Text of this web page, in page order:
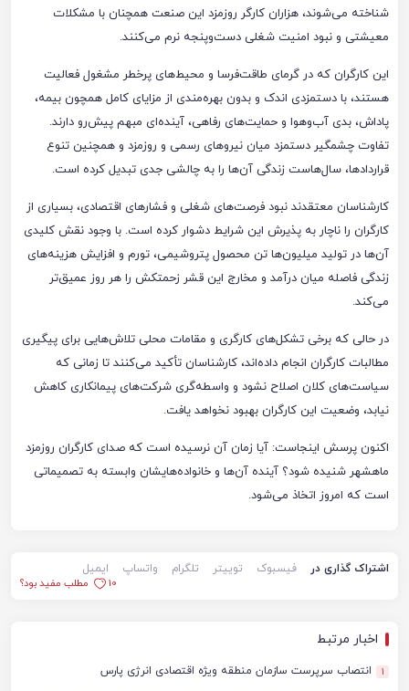
شناخته می‌شوند، هزاران کارگر روزمزد این صنعت همچنان با مشکلات
معیشتی و نبود امنیت شغلی دست‌وپنجه نرم می‌کنند.
این کارگران که در گرمای طاقت‌فرسا و محیط‌های پرخطر مشغول فعالیت
هستند، با دستمزدی اندک و بدون بهره‌مندی از مزایای کامل همچون بیمه،
پاداش، بدی آب‌وهوا و حمایت‌های رفاهی، آینده‌ای مبهم پیش‌رو دارند.
تفاوت چشمگیر دستمزد میان نیروهای رسمی و روزمزد و همچنین تنوع
قراردادها، سال‌هاست زندگی آن‌ها را به چالشی جدی تبدیل کرده است.
کارشناسان معتقدند نبود فرصت‌های شغلی و فشارهای اقتصادی، بسیاری از
کارگران را ناچار به پذیرش این شرایط دشوار کرده است. با وجود نقش کلیدی
آن‌ها در تولید میلیون‌ها تن محصول پتروشیمی، تورم و افزایش هزینه‌های
زندگی فاصله میان درآمد و مخارج این قشر زحمتکش را هر روز عمیق‌تر
می‌کند.
در حالی که برخی تشکل‌های کارگری و مقامات محلی تلاش‌هایی برای پیگیری
مطالبات کارگران انجام داده‌اند، کارشناسان تأکید می‌کنند تا زمانی که
سیاست‌های کلان اصلاح نشود و واسطه‌گری شرکت‌های پیمانکاری کاهش
نیابد، وضعیت این کارگران بهبود نخواهد یافت.
اکنون پرسش اینجاست: آیا زمان آن نرسیده است که صدای کارگران روزمزد
ماهشهر شنیده شود؟ آینده آن‌ها و خانواده‌هایشان وابسته به تصمیماتی
است که امروز اتخاذ می‌شود.
اشتراک گذاری در فیسبوک توییتر تلگرام واتساپ
ایمیل
10
مطلب مفید بود؟
اخبار مرتبط
1 انتصاب سرپرست سازمان منطقه ویژه اقتصادی انرژی پارس